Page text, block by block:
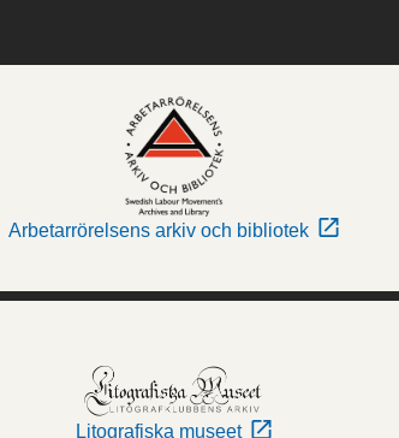
Arbetarrörelsens arkiv och bibliotek
Litografiska museet